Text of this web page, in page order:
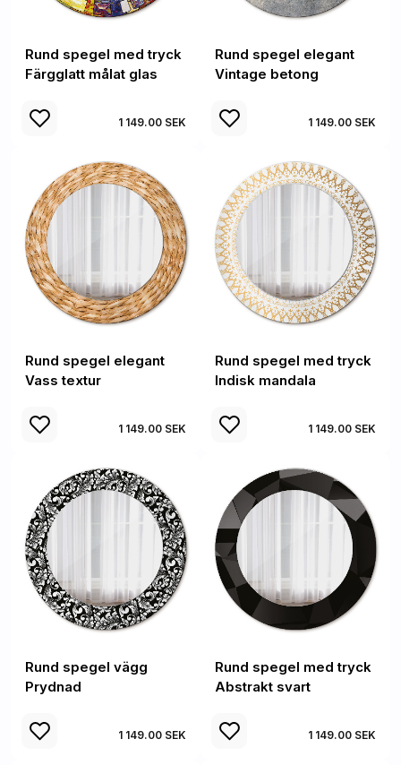
Rund spegel med tryck
Färgglatt målat glas
1 149.00 SEK
Rund spegel elegant
Vintage betong
1 149.00 SEK
Rund spegel elegant
Vass textur
1 149.00 SEK
Rund spegel med tryck
Indisk mandala
1 149.00 SEK
Rund spegel vägg
Prydnad
1 149.00 SEK
Rund spegel med tryck
Abstrakt svart
1 149.00 SEK